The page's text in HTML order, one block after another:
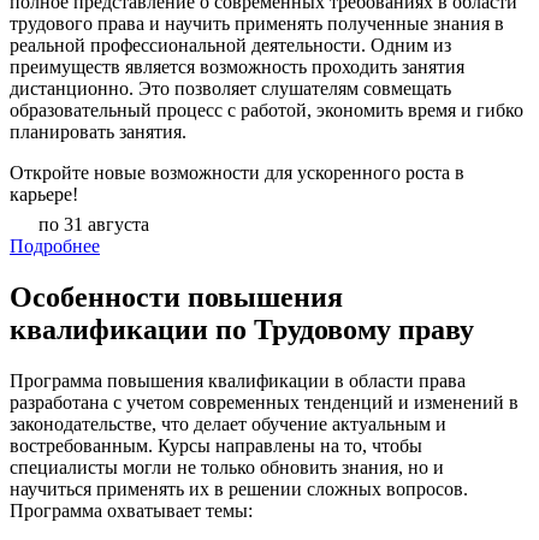
трудового права и научить применять полученные знания в
реальной профессиональной деятельности. Одним из
преимуществ является возможность проходить занятия
дистанционно. Это позволяет слушателям совмещать
образовательный процесс с работой, экономить время и гибко
планировать занятия.
Откройте новые возможности для ускоренного роста в
карьере!
по 31 августа
Подробнее
Особенности повышения
квалификации по Трудовому праву
Программа повышения квалификации в области права
разработана с учетом современных тенденций и изменений в
законодательстве, что делает обучение актуальным и
востребованным. Курсы направлены на то, чтобы
специалисты могли не только обновить знания, но и
научиться применять их в решении сложных вопросов.
Программа охватывает темы: